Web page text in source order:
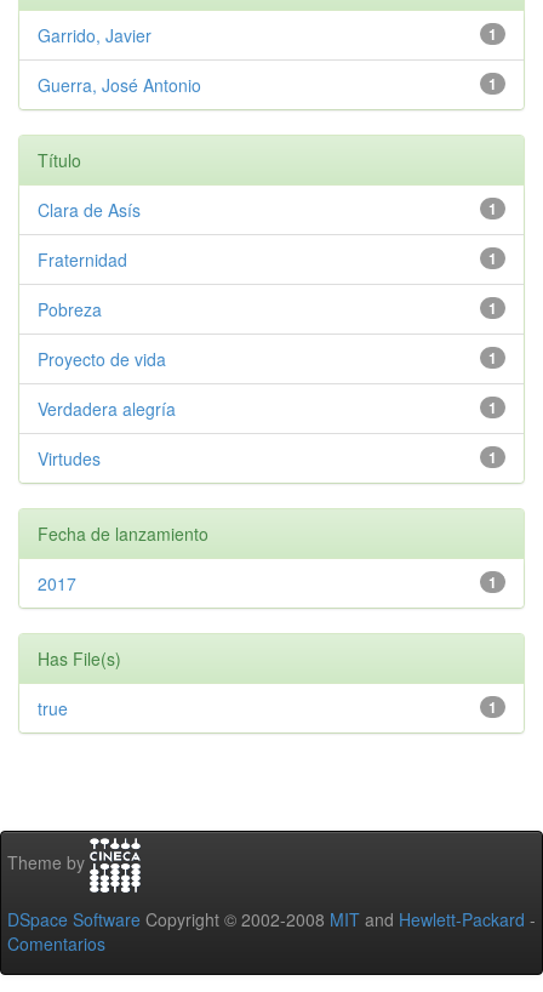
1
Garrido, Javier
1
Guerra, José Antonio
Título
1
Clara de Asís
1
Fraternidad
1
Pobreza
1
Proyecto de vida
1
Verdadera alegría
1
Virtudes
Fecha de lanzamiento
1
2017
Has File(s)
1
true
Theme by
DSpace Software Copyright © 2002-2008 MIT and Hewlett-Packard -
Comentarios